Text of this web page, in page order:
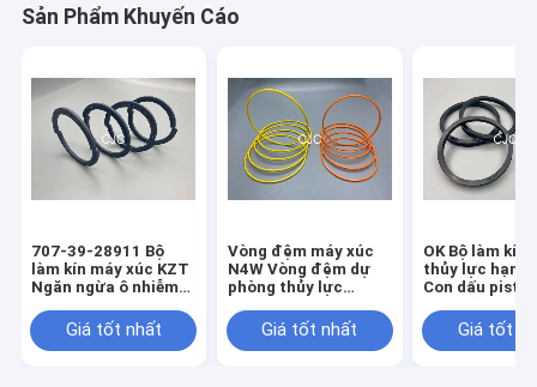
Sản Phẩm Khuyến Cáo
707-39-28911 Bộ
làm kín máy xúc KZT
Ngăn ngừa ô nhiễm
Giá tốt nhất
Vòng đệm máy xúc
N4W Vòng đệm dự
phòng thủy lực
Giá tốt nhất
OK Bộ làm kín
thủy lực hạng
Con dấu
Giá tốt